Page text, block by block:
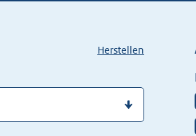
Herstellen